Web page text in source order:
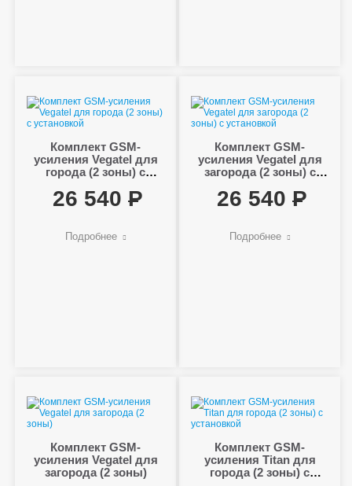
Комплект GSM-
усиления Vegatel для
города (2 зоны) с
26 540
Подробнее
Комплект GSM-
усиления Vegatel для
загорода (2 зоны) с
26 540
Подробнее
Комплект GSM-
усиления Vegatel для
загорода (2 зоны)
Комплект GSM-
усиления Titan для
города (2 зоны) с